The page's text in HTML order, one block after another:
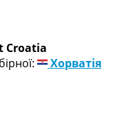
Croatia
Хорватія